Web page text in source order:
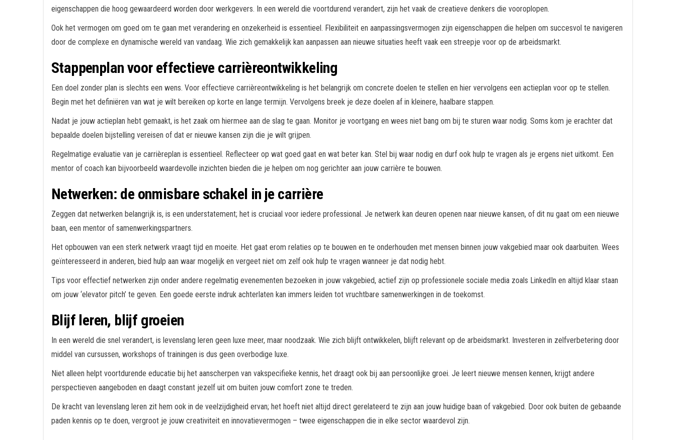
eigenschappen die hoog gewaardeerd worden door werkgevers. In een wereld die voortdurend verandert, zijn het vaak de creatieve denkers die vooroplopen.
Ook het vermogen om goed om te gaan met verandering en onzekerheid is essentieel. Flexibiliteit en aanpassingsvermogen zijn eigenschappen die helpen om succesvol te navigeren
door de complexe en dynamische wereld van vandaag. Wie zich gemakkelijk kan aanpassen aan nieuwe situaties heeft vaak een streepje voor op de arbeidsmarkt.
Stappenplan voor effectieve carrièreontwikkeling
Een doel zonder plan is slechts een wens. Voor effectieve carrièreontwikkeling is het belangrijk om concrete doelen te stellen en hier vervolgens een actieplan voor op te stellen.
Begin met het definiëren van wat je wilt bereiken op korte en lange termijn. Vervolgens breek je deze doelen af in kleinere, haalbare stappen.
Nadat je jouw actieplan hebt gemaakt, is het zaak om hiermee aan de slag te gaan. Monitor je voortgang en wees niet bang om bij te sturen waar nodig. Soms kom je erachter dat
bepaalde doelen bijstelling vereisen of dat er nieuwe kansen zijn die je wilt grijpen.
Regelmatige evaluatie van je carrièreplan is essentieel. Reflecteer op wat goed gaat en wat beter kan. Stel bij waar nodig en durf ook hulp te vragen als je ergens niet uitkomt. Een
mentor of coach kan bijvoorbeeld waardevolle inzichten bieden die je helpen om nog gerichter aan jouw carrière te bouwen.
Netwerken: de onmisbare schakel in je carrière
Zeggen dat netwerken belangrijk is, is een understatement; het is cruciaal voor iedere professional. Je netwerk kan deuren openen naar nieuwe kansen, of dit nu gaat om een nieuwe
baan, een mentor of samenwerkingspartners.
Het opbouwen van een sterk netwerk vraagt tijd en moeite. Het gaat erom relaties op te bouwen en te onderhouden met mensen binnen jouw vakgebied maar ook daarbuiten. Wees
geïnteresseerd in anderen, bied hulp aan waar mogelijk en vergeet niet om zelf ook hulp te vragen wanneer je dat nodig hebt.
Tips voor effectief netwerken zijn onder andere regelmatig evenementen bezoeken in jouw vakgebied, actief zijn op professionele sociale media zoals LinkedIn en altijd klaar staan
om jouw ‘elevator pitch’ te geven. Een goede eerste indruk achterlaten kan immers leiden tot vruchtbare samenwerkingen in de toekomst.
Blijf leren, blijf groeien
In een wereld die snel verandert, is levenslang leren geen luxe meer, maar noodzaak. Wie zich blijft ontwikkelen, blijft relevant op de arbeidsmarkt. Investeren in zelfverbetering door
middel van cursussen, workshops of trainingen is dus geen overbodige luxe.
Niet alleen helpt voortdurende educatie bij het aanscherpen van vakspecifieke kennis, het draagt ook bij aan persoonlijke groei. Je leert nieuwe mensen kennen, krijgt andere
perspectieven aangeboden en daagt constant jezelf uit om buiten jouw comfort zone te treden.
De kracht van levenslang leren zit hem ook in de veelzijdigheid ervan; het hoeft niet altijd direct gerelateerd te zijn aan jouw huidige baan of vakgebied. Door ook buiten de gebaande
paden kennis op te doen, vergroot je jouw creativiteit en innovatievermogen – twee eigenschappen die in elke sector waardevol zijn.